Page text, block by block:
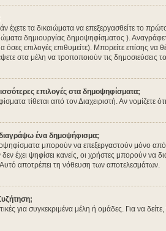
έχετε τα δικαιώματα να επεξεργασθείτε το
δημιουργίας δημοψηφίσματος ).
όσες επιλογές επιθυμείτε). Μπορείτε επίσης
στα μέλη να τροποποιούν τις δημοσιεύσεις
επιλογές στα δημοψηφίσματα;
τίθεται από τον Διαχειριστή. Αν
ένα δημοψήφισμα;
μπορούν να επεξεργαστούν μόνο από
έχει ψηφίσει κανείς, οι χρήστες μπορούν να
αποτρέπει τη νόθευση των αποτελεσμάτων.
για συγκεκριμένα μέλη ή ομάδες. Για να